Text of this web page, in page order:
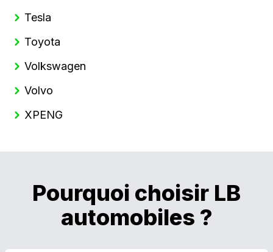
Tesla
Toyota
Volkswagen
Volvo
XPENG
Pourquoi choisir LB
automobiles ?